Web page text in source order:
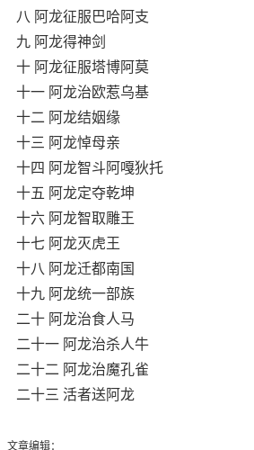
八 阿龙征服巴哈阿支
九 阿龙得神剑
十 阿龙征服塔博阿莫
十一 阿龙治欧惹乌基
十二 阿龙结姻缘
十三 阿龙悼母亲
十四 阿龙智斗阿嘎狄托
十五 阿龙定夺乾坤
十六 阿龙智取雕王
十七 阿龙灭虎王
十八 阿龙迁都南国
十九 阿龙统一部族
二十 阿龙治食人马
二十一 阿龙治杀人牛
二十二 阿龙治魔孔雀
二十三 活者送阿龙
文章编辑：